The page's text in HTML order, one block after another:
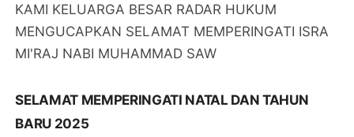
KAMI KELUARGA BESAR RADAR HUKUM
MENGUCAPKAN SELAMAT MEMPERINGATI ISRA
MI'RAJ NABI MUHAMMAD SAW
SELAMAT MEMPERINGATI NATAL DAN TAHUN
BARU 2025